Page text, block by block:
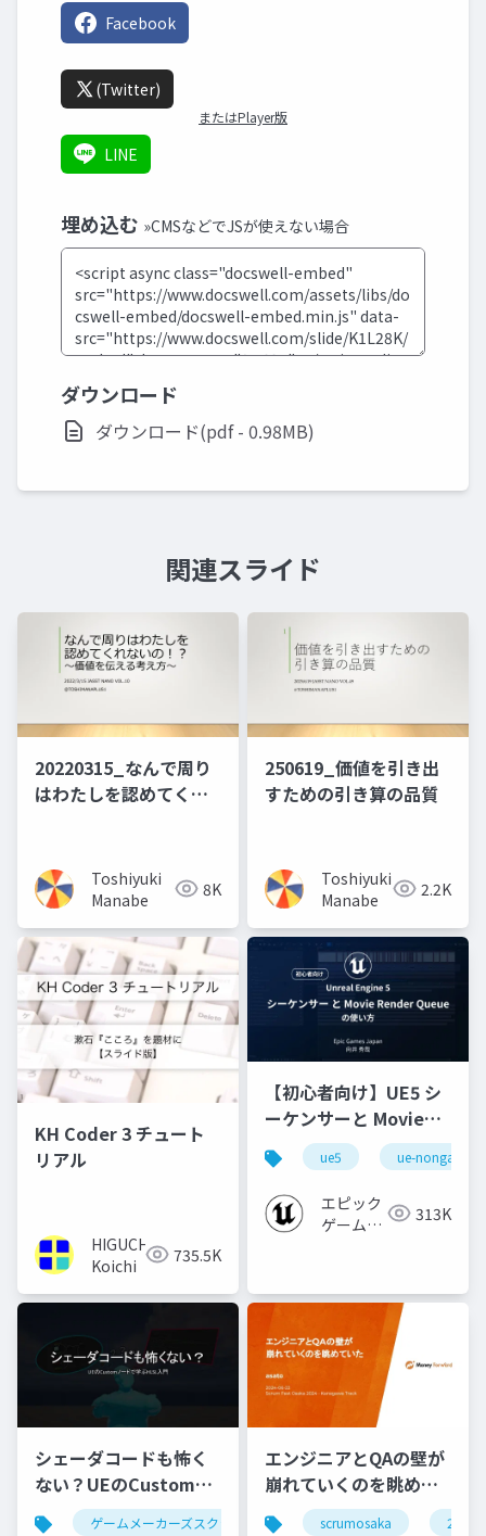
Facebook
(Twitter)
またはPlayer版
LINE
埋め込む »CMSなどでJSが使えない場合
ダウンロード
ダウンロード(pdf - 0.98MB)
関連スライド
20220315_なんで周り
はわたしを認めてくれ
Toshiyuki
Manabe
8K
250619_価値を引き出
すための引き算の品質
Toshiyuki
Manabe
2.2K
KH Coder 3 チュート
リアル
HIGUCHI
Koichi
735.5K
【初心者向け】UE5 シ
ーケンサーと Movie
Render Queue の使い
方【Cinematic Dive
2023】
ue5 ue-nongame
エピック
ゲームズ
313K
シェーダコードも怖く
ない？UEのCustomノ
ードで学ぶHLSL入門
ゲームメーカーズスクランブル ゲーム制作 ue5
エンジニアとQAの壁が
崩れていくのを眺めて
いた #scrumosaka
scrumosaka 2024